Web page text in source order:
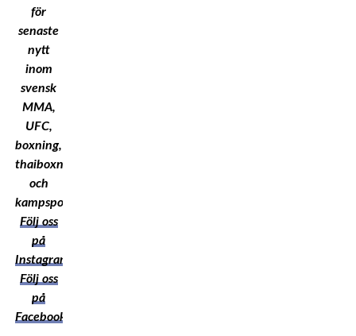
för
senaste
nytt
inom
svensk
MMA,
UFC,
boxning,
thaiboxning
och
kampsport!
Följ oss
på
Instagram
Följ oss
på
Facebook